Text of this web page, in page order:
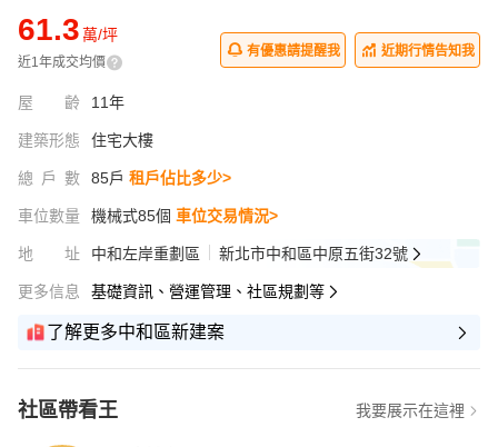
61.3萬/坪
近1年成交均價
有優惠請提醒我 近期行情告知我
屋齡 11年
建築形態 住宅大樓
總戶數 85戶 租戶佔比多少>
車位數量 機械式85個 車位交易情況>
地址 中和左岸重劃區 新北市中和區中原五街32號
更多信息 基礎資訊、營運管理、社區規劃等
了解更多中和區新建案
社區帶看王 我要展示在這裡